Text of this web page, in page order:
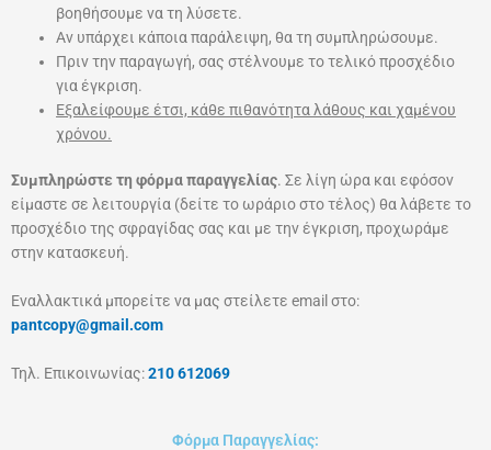
βοηθήσουμε να τη λύσετε.
Αν υπάρχει κάποια παράλειψη, θα τη συμπληρώσουμε.
Πριν την παραγωγή, σας στέλνουμε το τελικό προσχέδιο
για έγκριση.
Εξαλείφουμε έτσι, κάθε πιθανότητα λάθους και χαμένου
χρόνου.
Συμπληρώστε τη φόρμα παραγγελίας. Σε λίγη ώρα και εφόσον
είμαστε σε λειτουργία (δείτε το ωράριο στο τέλος) θα λάβετε το
προσχέδιο της σφραγίδας σας και με την έγκριση, προχωράμε
στην κατασκευή.
Εναλλακτικά μπορείτε να μας στείλετε email στο:
pantcopy@gmail.com
Τηλ. Επικοινωνίας:210 612069
Φόρμα Παραγγελίας: